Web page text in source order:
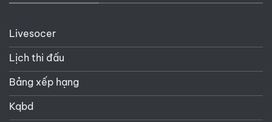
Livesocer
Lịch thi đấu
Bảng xếp hạng
Kqbd